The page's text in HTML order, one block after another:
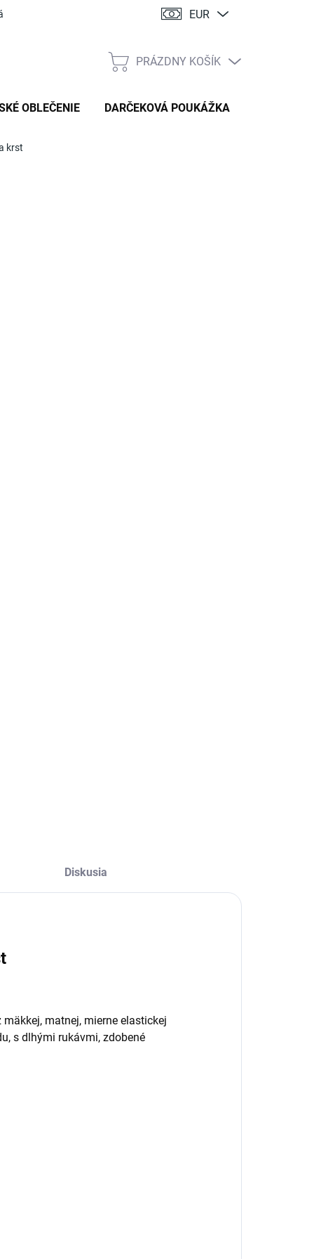
EUR
NÁKUPNÝ
PRÁZDNY KOŠÍK
OBLEČENIE DARČEKOVÁ POUKÁŽKA
krst
Diskusia
matnej, mierne elastickej
s dlhými rukávmi, zdobené